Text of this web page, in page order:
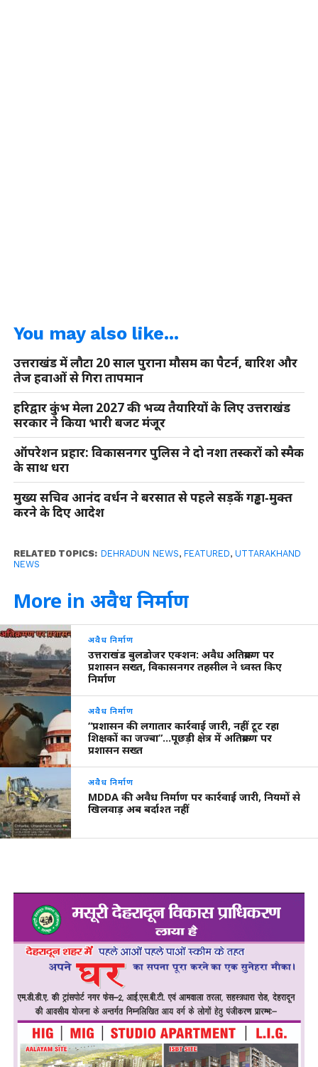
You may also like...
उत्तराखंड में लौटा 20 साल पुराना मौसम का पैटर्न, बारिश और
तेज हवाओं से गिरा तापमान
हरिद्वार कुंभ मेला 2027 की भव्य तैयारियों के लिए उत्तराखंड
सरकार ने किया भारी बजट मंजूर
ऑपरेशन प्रहार: विकासनगर पुलिस ने दो नशा तस्करों को स्मैक
के साथ धरा
मुख्य सचिव आनंद वर्धन ने बरसात से पहले सड़कें गड्ढा‑मुक्त
करने के दिए आदेश
RELATED TOPICS: DEHRADUN NEWS, FEATURED, UTTARAKHAND
NEWS
More in अवैध निर्माण
अवैध निर्माण
उत्तराखंड बुलडोजर एक्शन: अवैध अतिक्रमण पर
प्रशासन सख्त, विकासनगर तहसील ने ध्वस्त किए
निर्माण
अवैध निर्माण
“प्रशासन की लगातार कार्रवाई जारी, नहीं टूट रहा
शिक्षकों का जज्बा”…पूछड़ी क्षेत्र में अतिक्रमण पर
प्रशासन सख्त
अवैध निर्माण
MDDA की अवैध निर्माण पर कार्रवाई जारी, नियमों से
खिलवाड़ अब बर्दाश्त नहीं